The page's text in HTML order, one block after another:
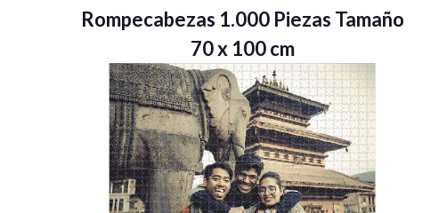
Rompecabezas 1.000 Piezas Tamaño
70 x 100 cm